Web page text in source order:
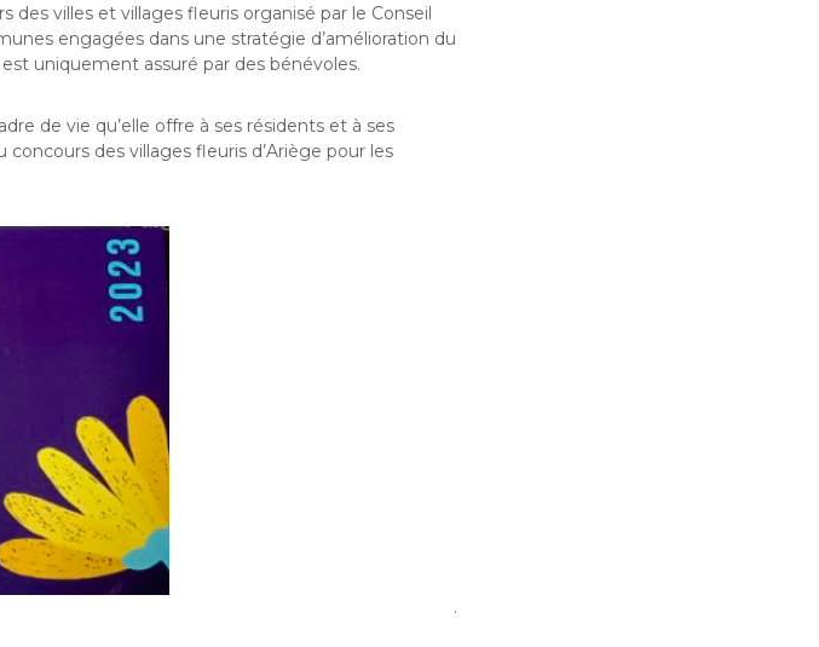
des villes et villages fleuris organisé par le Conseil
engagées dans une stratégie d’amélioration du
uniquement assuré par des bénévoles.
de vie qu’elle offre à ses résidents et à ses
des villages fleuris d’Ariège pour les
.